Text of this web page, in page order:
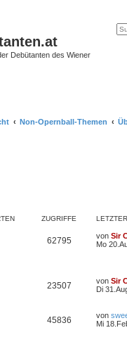
Debütanten des Wiener
Non-Opernball-Themen
ZUGRIFFE
62795 von Sir
Mo
23507 von Sir
Di
45836 von
Mi